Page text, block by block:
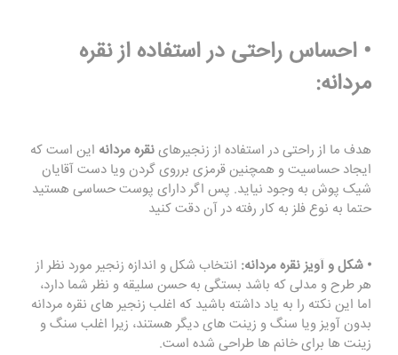
• احساس راحتی در استفاده از نقره
مردانه:
هدف ما از راحتی در استفاده از زنجیرهاینقره مردانه این است که
ایجاد حساسیت و همچنین قرمزی برروی گردن ویا دست آقایان
شیک پوش به وجود نیاید. پس اگر دارای پوست حساسی هستید
حتما به نوع فلز به کار رفته در آن دقت کنید
• شکل و آویز نقره مردانه: انتخاب شکل و اندازه زنجیر مورد نظر از
هر طرح و مدلی که باشد بستگی به حسن سلیقه و نظر شما دارد،
اما این نکته را به یاد داشته باشید که اغلب زنجیر های نقره مردانه
بدون آویز ویا سنگ و زینت های دیگر هستند، زیرا اغلب سنگ و
زینت ها برای خانم ها طراحی شده است.